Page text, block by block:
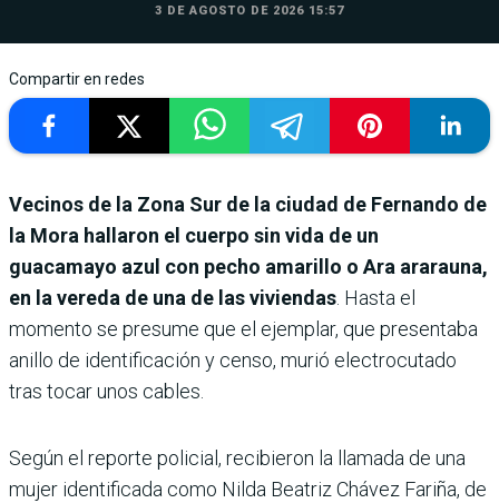
3 DE AGOSTO DE 2026 15:57
Compartir en redes
Vecinos de la Zona Sur de la ciudad de Fernando de
la Mora hallaron el cuerpo sin vida de un
guacamayo azul con pecho amarillo o Ara ararauna,
en la vereda de una de las viviendas. Hasta el
momento se presume que el ejemplar, que presentaba
anillo de identificación y censo, murió electrocutado
tras tocar unos cables.
Según el reporte policial, recibieron la llamada de una
mujer identificada como Nilda Beatriz Chávez Fariña, de